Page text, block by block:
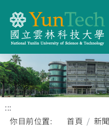
:::
你目前位置:
首頁
新